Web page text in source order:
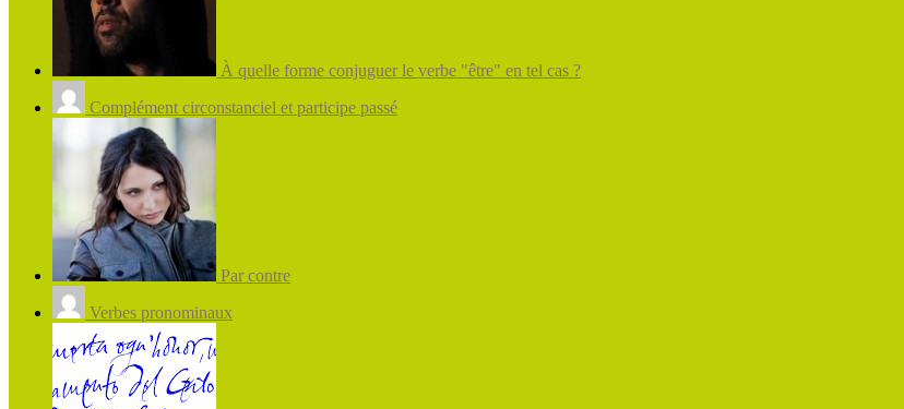
À quelle forme conjuguer le verbe "être" en tel cas ?
Complément circonstanciel et participe passé
Par contre
Verbes pronominaux